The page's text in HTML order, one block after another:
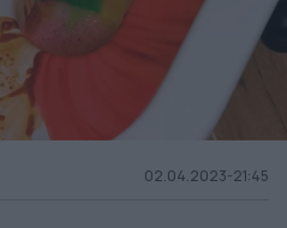
02.04.2023-21:45